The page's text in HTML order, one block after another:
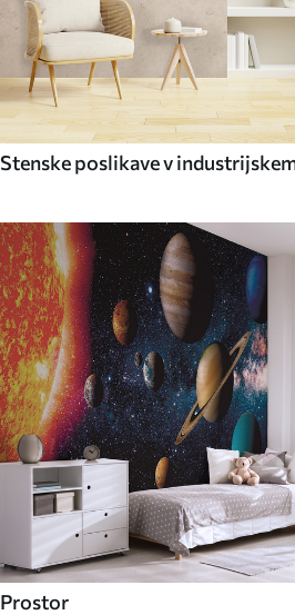
Stenske poslikave v
Prostor